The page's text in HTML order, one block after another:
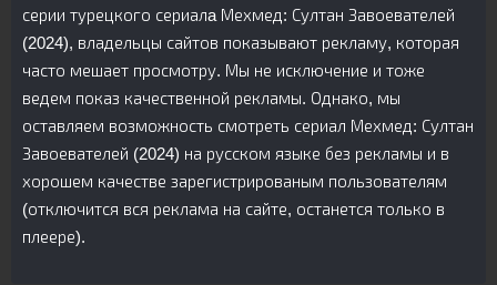
серии турецкого сериалa Мехмед: Султан Завоевателей
(2024), владельцы сайтов показывают рекламу, которая
часто мешает просмотру. Мы не исключение и тоже
ведем показ качественной рекламы. Однако, мы
оставляем возможность смотреть сериал Мехмед: Султан
Завоевателей (2024) на русском языке без рекламы и в
хорошем качестве зарегистрированым пользователям
(отключится вся реклама на сайте, останется только в
плеере).